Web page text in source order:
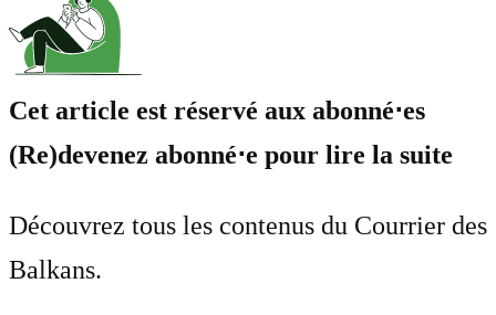
Cet article est réservé aux abonné⋅es
(Re)devenez abonné⋅e pour lire la suite
Découvrez tous les contenus du Courrier des
Balkans.